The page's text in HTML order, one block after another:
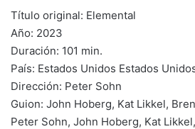
Título original: Elemental
Año: 2023
Duración: 101 min.
País: Estados Unidos Estados
Dirección: Peter Sohn
Guion: John Hoberg, Kat Likkel,
Peter Sohn, John Hoberg, Kat